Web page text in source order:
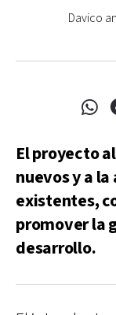
Davico
El proyecto
nuevos y a
existentes,
promover la
desarrollo.